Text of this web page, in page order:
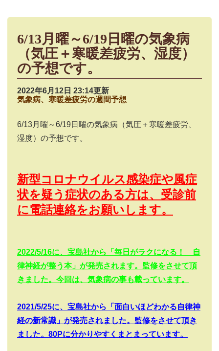
6/13月曜～6/19日曜の気象病
（気圧＋寒暖差疲労、湿度）
の予想です。
2022年6月12日 23:14更新
気象病、寒暖差疲労の週間予想
6/13月曜～6/19 日曜の気象病（気圧＋寒暖差疲労、
湿度）の予想です。
新型コロナウイルス感染症や風症
状を疑う症状のある方は、受診前
に電話連絡をお願いします。
2022/5/16に、宝島社から「毎日がラクになる！ 自
律神経が整う本」が発売されます。監修をさせて頂
きました。 今回は、気象病の事も載っています。
2021/5/25に、宝島社から「面白いほどわかる自律神
経の新常識」が発売されました。監修をさせて頂き
ました。 80Pに分かりやすくまとまっています。